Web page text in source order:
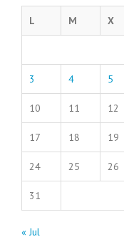
L M X
3 4 5
10 11 12
17 18 19
24 25 26
31
« Jul